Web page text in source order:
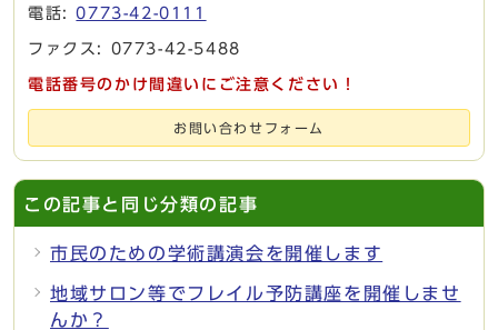
電話:0773-42-0111
ファクス: 0773-42-5488
電話番号のかけ間違いにご注意ください！
お問い合わせフォーム
この記事と同じ分類の記事
市民のための学術講演会を開催します
地域サロン等でフレイル予防講座を開催しませ
んか？